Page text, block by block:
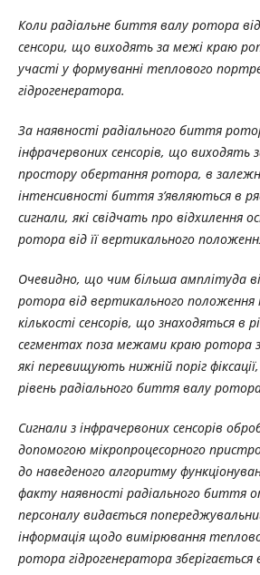
Коли радіальне биття валу ротора
сенсори, що виходять за межі краю
участі у формуванні теплового
гідрогенератора.
За наявності радіального биття
інфрачервоних сенсорів, що виходять
простору обертання ротора, в
інтенсивності биття з’являються в
сигнали, які свідчать про відхилення
ротора від її вертикального
Очевидно, що чим більша амплітуда
ротора від вертикального
кількості сенсорів, що знаходяться в
сегментах поза межами краю ротора
які перевищують нижній поріг
рівень радіального биття валу
Сигнали з інфрачервоних сенсорів
допомогою мікропроцесорного
до наведеного алгоритму
факту наявності радіального биття
персоналу видається
інформація щодо вимірювання
ротора гідрогенератора зберігається